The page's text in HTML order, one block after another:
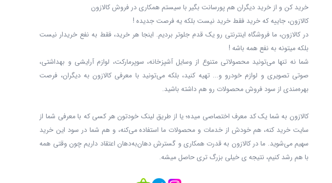
خرید کن و از خرید دیگران هم پورسانت بگیر با سیستم همکاری در فروش کالازون
کالازون، جاییه که خرید فقط خرید نیست بلکه یه فرصت جدیده !
در کالازون، ما فروشگاه اینترنتی رو یک قدم جلوتر بردیم. اینجا هر خرید، فقط به نفع خریدار نیست
بلکه میتونه به نفع همه باشه !
شما نه‌ تنها می‌تونید محصولاتی متنوع از وسایل آشپزخانه، سوپرمارکت، لوازم آرایشی و بهداشتی،
صوتی تصویری و لوازم خودرو و... تهیه کنید، بلکه می‌تونید با معرفی کالازون به دیگران، فرصت
بهره‌مندی از سود فروش محصولات رو هم داشته باشید.
کالازون به شما یک کد معرف اختصاصی میده؛ یا از طریق لینک خودتون هر کسی که با معرفی شما از
سایت خرید کنه، هم خودش از خدمات و محصولات ما استفاده می‌کنه، و هم شما در سود این خرید
سهیم می‌شوید. ما در کالازون به قدرت همکاری و گسترش دهان‌به‌دهان اعتقاد داریم چون وقتی همه
با هم رشد کنیم، نتیجه ی خیلی بزرگ‌ تری حاصل میشه.